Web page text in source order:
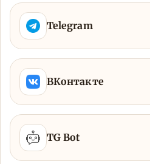
Telegram
ВКонтакте
TG Bot